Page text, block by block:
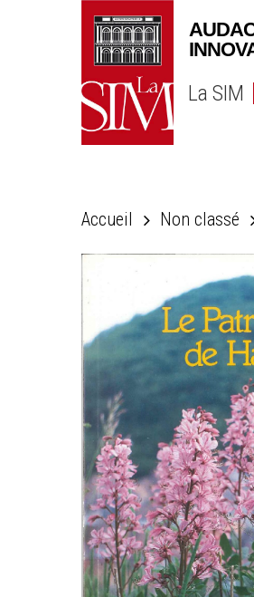
La SIM
Accueil Non classé